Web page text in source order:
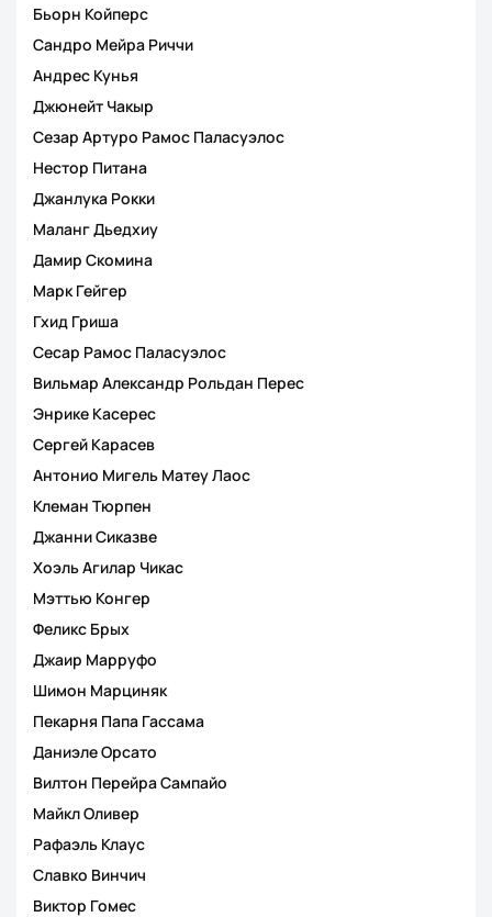
Бьорн Койперс
Сандро Мейра Риччи
Андрес Кунья
Джюнейт Чакыр
Сезар Артуро Рамос Паласуэлос
Нестор Питана
Джанлука Рокки
Маланг Дьедхиу
Дамир Скомина
Марк Гейгер
Гхид Гриша
Сесар Рамос Паласуэлос
Вильмар Александр Рольдан Перес
Энрике Касерес
Сергей Карасев
Антонио Мигель Матеу Лаос
Клеман Тюрпен
Джанни Сиказве
Хоэль Агилар Чикас
Мэттью Конгер
Феликс Брых
Джаир Марруфо
Шимон Марциняк
Пекарня Папа Гассама
Даниэле Орсато
Вилтон Перейра Сампайо
Майкл Оливер
Рафаэль Клаус
Славко Винчич
Виктор Гомес